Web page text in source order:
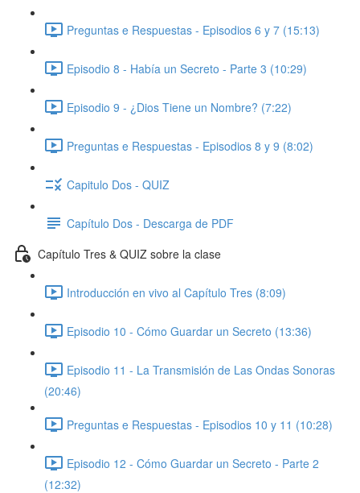
Preguntas e Respuestas - Episodios 6 y 7 (15:13)
Episodio 8 - Había un Secreto - Parte 3 (10:29)
Episodio 9 - ¿Dios Tiene un Nombre? (7:22)
Preguntas e Respuestas - Episodios 8 y 9 (8:02)
Capitulo Dos - QUIZ
Capítulo Dos - Descarga de PDF
Capítulo Tres & QUIZ sobre la clase
Introducción en vivo al Capítulo Tres (8:09)
Episodio 10 - Cómo Guardar un Secreto (13:36)
Episodio 11 - La Transmisión de Las Ondas Sonoras
(20:46)
Preguntas e Respuestas - Episodios 10 y 11 (10:28)
Episodio 12 - Cómo Guardar un Secreto - Parte 2
(12:32)